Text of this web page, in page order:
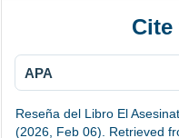
APA
Reseña del Libro El
(2026, Feb 06). Retrieved